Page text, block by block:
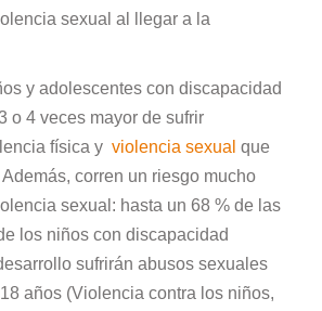
sexual al llegar a la
y adolescentes con discapacidad
o 4 veces mayor de sufrir
física y violencia sexual que
corren un riesgo mucho
sexual: hasta un 68 % de las
los niños con discapacidad
sufrirán abusos sexuales
años (Violencia contra los niños,